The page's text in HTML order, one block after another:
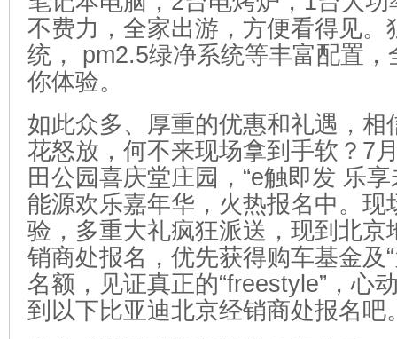
不费力，全家出游，方便看得见。
统， pm2.5绿净系统等丰富配置，
你体验。
如此众多、厚重的优惠和礼遇，相
花怒放，何不来现场拿到手软？7
田公园喜庆堂庄园，“e触即发 乐
能源欢乐嘉年华，火热报名中。现
验，多重大礼疯狂派送，现到北京
销商处报名，优先获得购车基金及
名额，见证真正的“freestyle”，心
到以下比亚迪北京经销商处报名吧